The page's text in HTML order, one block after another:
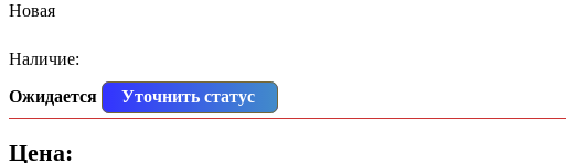
Новая
Наличие:
Ожидается
Уточнить статус
Цена: